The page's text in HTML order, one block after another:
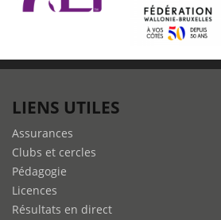
LIENS UTILES
Assurances
Clubs et cercles
Pédagogie
Licences
Résultats en direct